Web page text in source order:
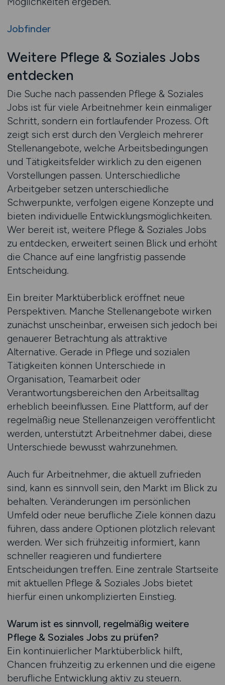
Jobfinder
Weitere Pflege & Soziales Jobs
entdecken
Die Suche nach passenden Pflege & Soziales
Jobs ist für viele Arbeitnehmer kein einmaliger
Schritt, sondern ein fortlaufender Prozess. Oft
zeigt sich erst durch den Vergleich mehrerer
Stellenangebote, welche Arbeitsbedingungen
und Tätigkeitsfelder wirklich zu den eigenen
Vorstellungen passen. Unterschiedliche
Arbeitgeber setzen unterschiedliche
Schwerpunkte, verfolgen eigene Konzepte und
bieten individuelle Entwicklungsmöglichkeiten.
Wer bereit ist, weitere Pflege & Soziales Jobs
zu entdecken, erweitert seinen Blick und erhöht
die Chance auf eine langfristig passende
Entscheidung.
Ein breiter Marktüberblick eröffnet neue
Perspektiven. Manche Stellenangebote wirken
zunächst unscheinbar, erweisen sich jedoch bei
genauerer Betrachtung als attraktive
Alternative. Gerade in Pflege und sozialen
Tätigkeiten können Unterschiede in
Organisation, Teamarbeit oder
Verantwortungsbereichen den Arbeitsalltag
erheblich beeinflussen. Eine Plattform, auf der
regelmäßig neue Stellenanzeigen veröffentlicht
werden, unterstützt Arbeitnehmer dabei, diese
Unterschiede bewusst wahrzunehmen.
Auch für Arbeitnehmer, die aktuell zufrieden
sind, kann es sinnvoll sein, den Markt im Blick zu
behalten. Veränderungen im persönlichen
Umfeld oder neue berufliche Ziele können dazu
führen, dass andere Optionen plötzlich relevant
werden. Wer sich frühzeitig informiert, kann
schneller reagieren und fundiertere
Entscheidungen treffen. Eine zentrale Startseite
mit aktuellen Pflege & Soziales Jobs bietet
hierfür einen unkomplizierten Einstieg.
Warum ist es sinnvoll, regelmäßig weitere
Pflege & Soziales Jobs zu prüfen?
Ein kontinuierlicher Marktüberblick hilft,
Chancen frühzeitig zu erkennen und die eigene
berufliche Entwicklung aktiv zu steuern.